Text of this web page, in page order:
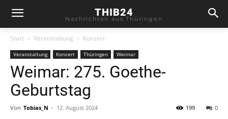
THIB24
Nachrichten aus Thüringen
Start Veranstaltung Konzert
Veranstaltung Konzert Thüringen Weimar
Weimar: 275. Goethe-
Geburtstag
Von Tobias_N - 12. August 2024 0
199